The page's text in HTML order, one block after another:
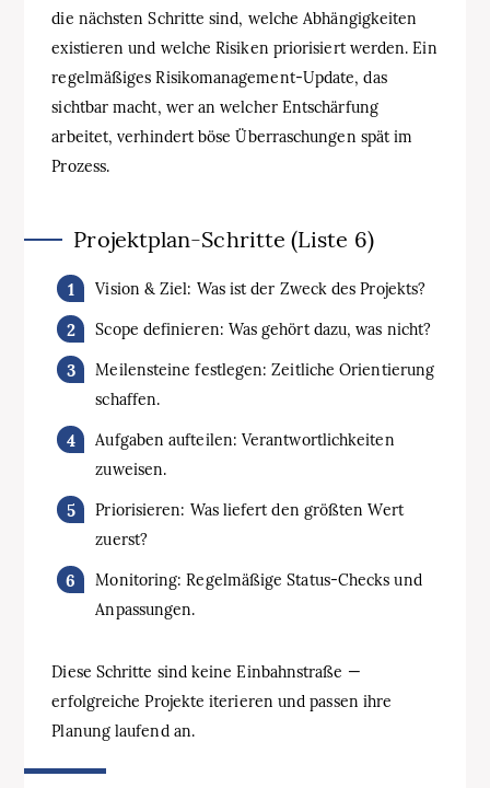
die nächsten Schritte sind, welche Abhängigkeiten
existieren und welche Risiken priorisiert werden. Ein
regelmäßiges Risikomanagement-Update, das
sichtbar macht, wer an welcher Entschärfung
arbeitet, verhindert böse Überraschungen spät im
Prozess.
Projektplan-Schritte (Liste 6)
Vision & Ziel: Was ist der Zweck des Projekts?
Scope definieren: Was gehört dazu, was nicht?
Meilensteine festlegen: Zeitliche Orientierung
schaffen.
Aufgaben aufteilen: Verantwortlichkeiten
zuweisen.
Priorisieren: Was liefert den größten Wert
zuerst?
Monitoring: Regelmäßige Status-Checks und
Anpassungen.
Diese Schritte sind keine Einbahnstraße —
erfolgreiche Projekte iterieren und passen ihre
Planung laufend an.